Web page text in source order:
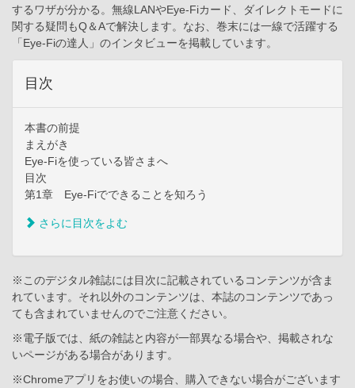
するワザが分かる。無線LANやEye-Fiカード、ダイレクトモードに
関する疑問もQ＆Aで解決します。なお、巻末には一線で活躍する
「Eye-Fiの達人」のインタビューを掲載しています。
目次
本書の前提
まえがき
Eye-Fiを使っている皆さまへ
目次
第1章 Eye-Fiでできることを知ろう
さらに目次をよむ
※このデジタル雑誌には目次に記載されているコンテンツが含ま
れています。それ以外のコンテンツは、本誌のコンテンツであっ
ても含まれていませんのでご注意ください。
※電子版では、紙の雑誌と内容が一部異なる場合や、掲載されな
いページがある場合があります。
※Chromeアプリをお使いの場合、購入できない場合がございます